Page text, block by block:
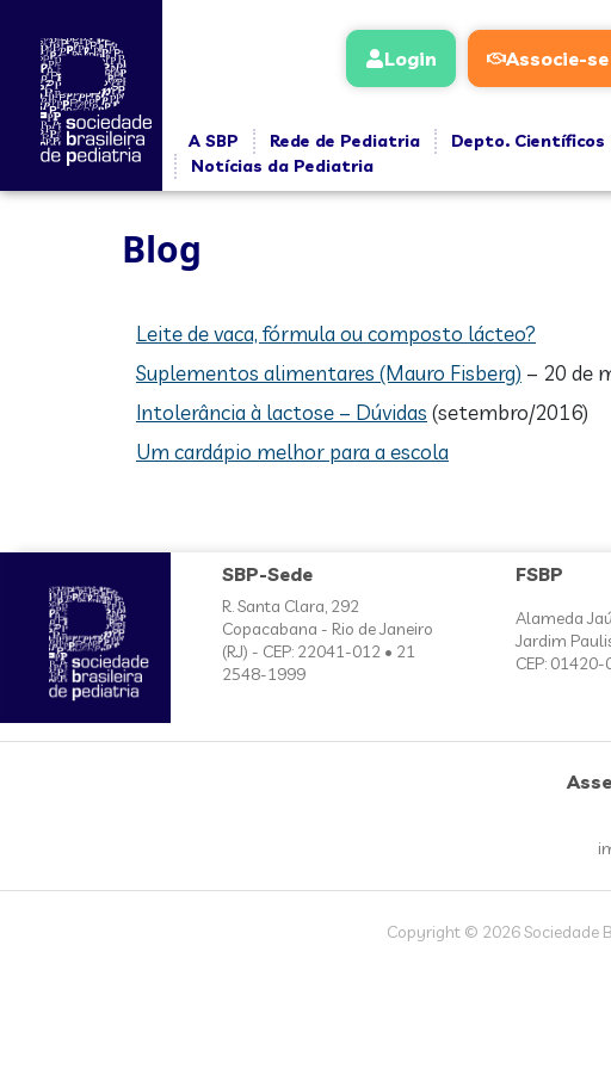
Login Associe-se
A SBP Rede de Pediatria Depto. Científicos
Notícias da Pediatria
Blog
Leite de vaca, fórmula ou composto lácteo?
Suplementos alimentares (Mauro Fisberg) – 20 de
Intolerância à lactose – Dúvidas (setembro/2016)
Um cardápio melhor para a escola
SBP-Sede
R. Santa Clara, 292
Copacabana - Rio de Janeiro
(RJ) - CEP: 22041-012 • 21
2548-1999
FSBP
Alameda
Jardim
CEP:
Copyright © 2026 Sociedade